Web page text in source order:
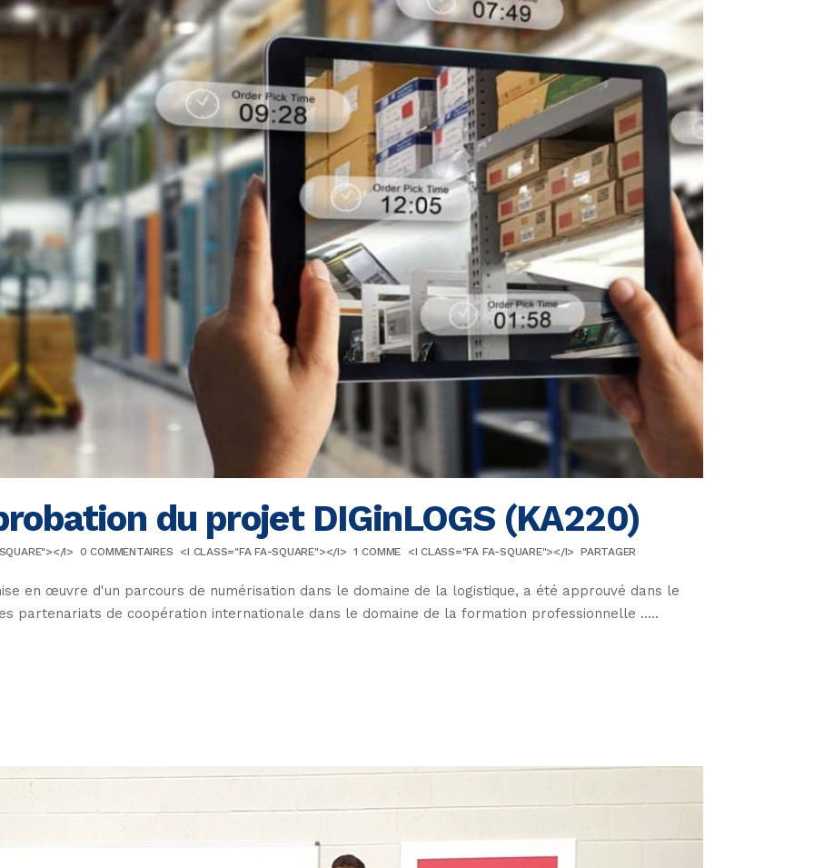
du projet DIGinLOGS (KA220)
I> 0 COMMENTAIRES <I CLASS="FA FA-SQUARE"></I> 1 COMME <I CLASS="FA FA-SQUARE"></I> PARTAGER
en œuvre d'un parcours de numérisation dans le domaine de la logistique, a été approuvé dans le
partenariats de coopération internationale dans le domaine de la formation professionnelle .....